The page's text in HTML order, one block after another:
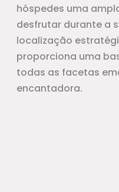
hóspedes uma
desfrutar durante a
localização
proporciona uma
todas as facetas
encantadora.